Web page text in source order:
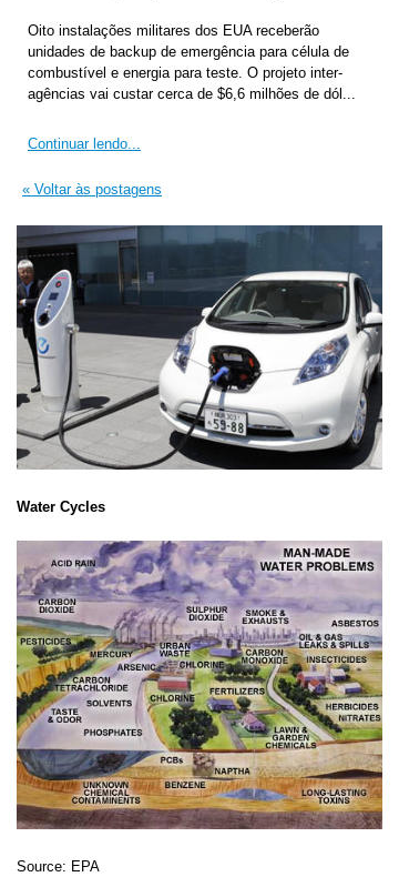
Oito instalações militares dos EUA receberão
unidades de backup de emergência para célula de
combustível e energia para teste. O projeto inter-
agências vai custar cerca de $6,6 milhões de dól...
Continuar lendo...
« Voltar às postagens
Water Cycles
Source: EPA